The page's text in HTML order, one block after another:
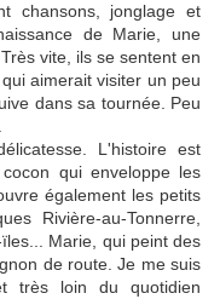
chansons, jonglage et
de Marie, une
vite, ils se sentent en
aimerait visiter un peu
dans sa tournée. Peu
L'histoire est
qui enveloppe les
également les petits
Rivière-au-Tonnerre,
Marie, qui peint des
de route. Je me suis
très loin du quotidien